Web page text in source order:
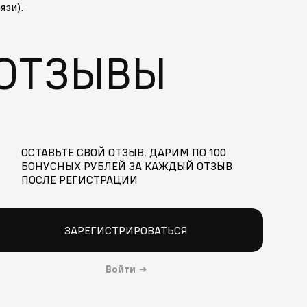
ОСТАВЬТЕ СВОЙ ОТЗЫВ. ДАРИМ ПО 100
БОНУСНЫХ РУБЛЕЙ ЗА КАЖДЫЙ ОТЗЫВ
ПОСЛЕ РЕГИСТРАЦИИ
ЗАРЕГИСТРИРОВАТЬСЯ
Войти →